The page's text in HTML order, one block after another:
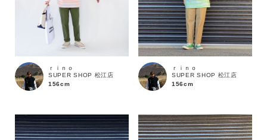
ｒｉｎｏ
SUPER SHOP 松江店
156cm
ｒｉｎｏ
SUPER SHOP 松江店
156cm